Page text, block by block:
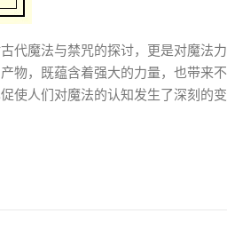
代魔法与禁咒的探讨，更是对魔法力
物，既蕴含着强大的力量，也带来不
使人们对魔法的认知发生了深刻的变